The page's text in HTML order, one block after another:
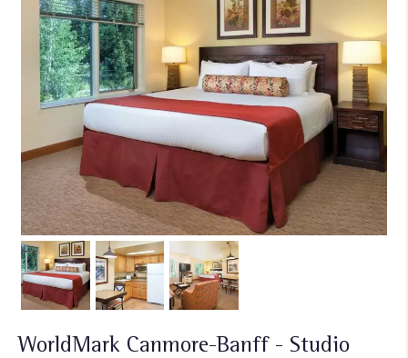
WorldMark Canmore-Banff - Studio